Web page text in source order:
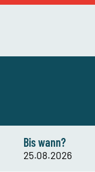
Bis wann?